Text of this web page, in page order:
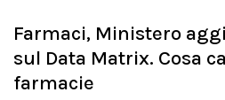
Farmaci, Ministero
sul Data Matrix. Cosa
farmacie